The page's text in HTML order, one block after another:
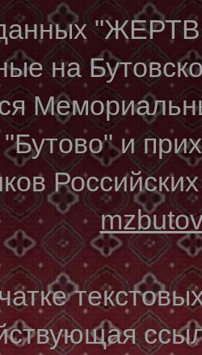
на
и